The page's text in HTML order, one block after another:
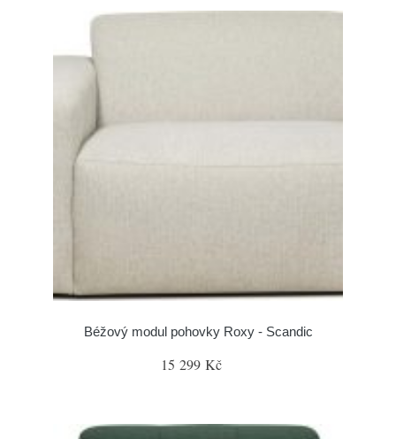
Béžový modul pohovky Roxy - Scandic
15 299 Kč